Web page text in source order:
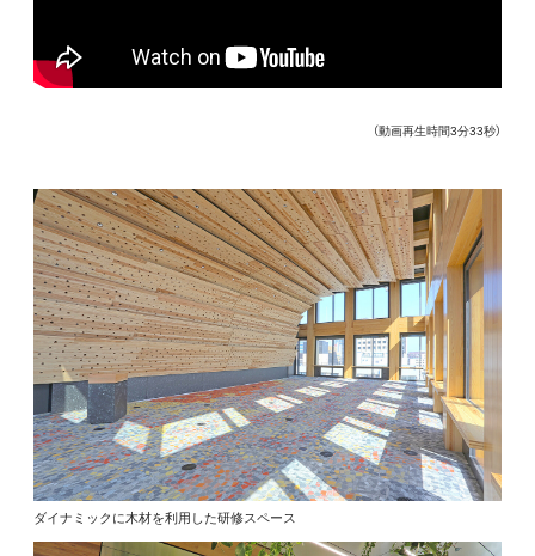
（動画再生時間3分33秒）
ダイナミックに木材を利用した研修スペース